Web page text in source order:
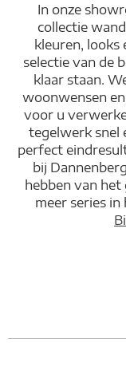
In onze
collectie
kleuren, looks
selectie van de
klaar staan.
woonwensen
voor u
tegelwerk snel
perfect
bij
hebben van het
meer series in